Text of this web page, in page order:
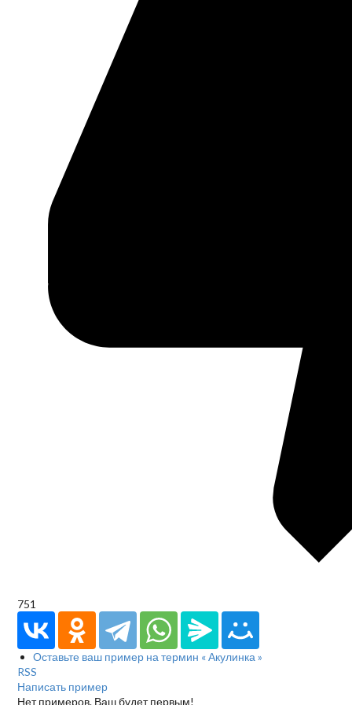
751
Оставьте ваш пример на термин « Акулинка »
RSS
Написать пример
Нет примеров. Ваш будет первым!